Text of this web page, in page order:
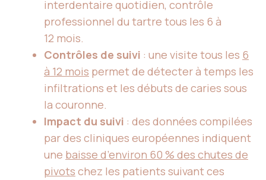
interdentaire quotidien, contrôle
professionnel du tartre tous les 6 à
12 mois.
Contrôles de suivi : une visite tous les 6
à 12 mois permet de détecter à temps les
infiltrations et les débuts de caries sous
la couronne.
Impact du suivi : des données compilées
par des cliniques européennes indiquent
une baisse d’environ 60 % des chutes de
pivots chez les patients suivant ces